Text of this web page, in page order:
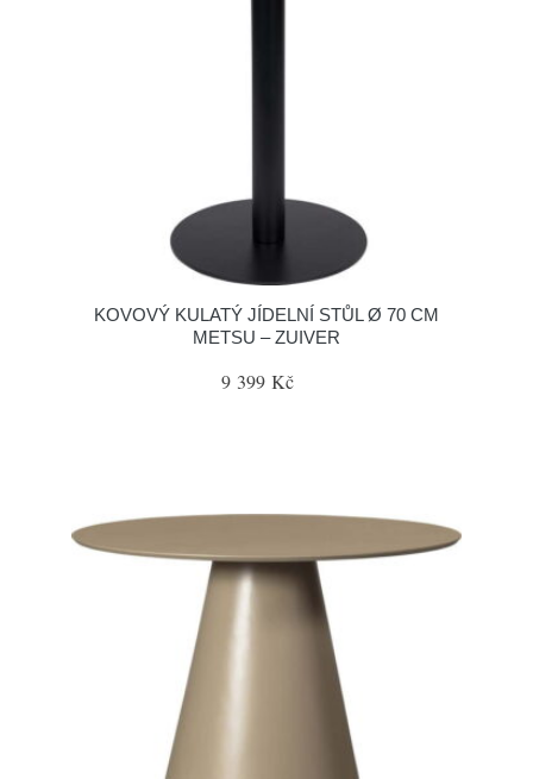
KOVOVÝ KULATÝ JÍDELNÍ STŮL Ø 70 CM
METSU – ZUIVER
9 399 Kč